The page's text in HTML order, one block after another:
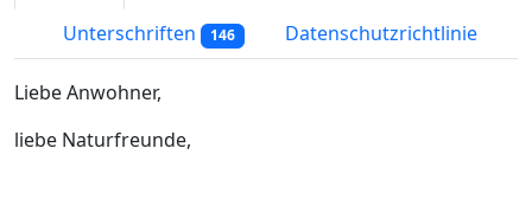
Unterschriften 146 Datenschutzrichtlinie
Liebe Anwohner,
liebe Naturfreunde,